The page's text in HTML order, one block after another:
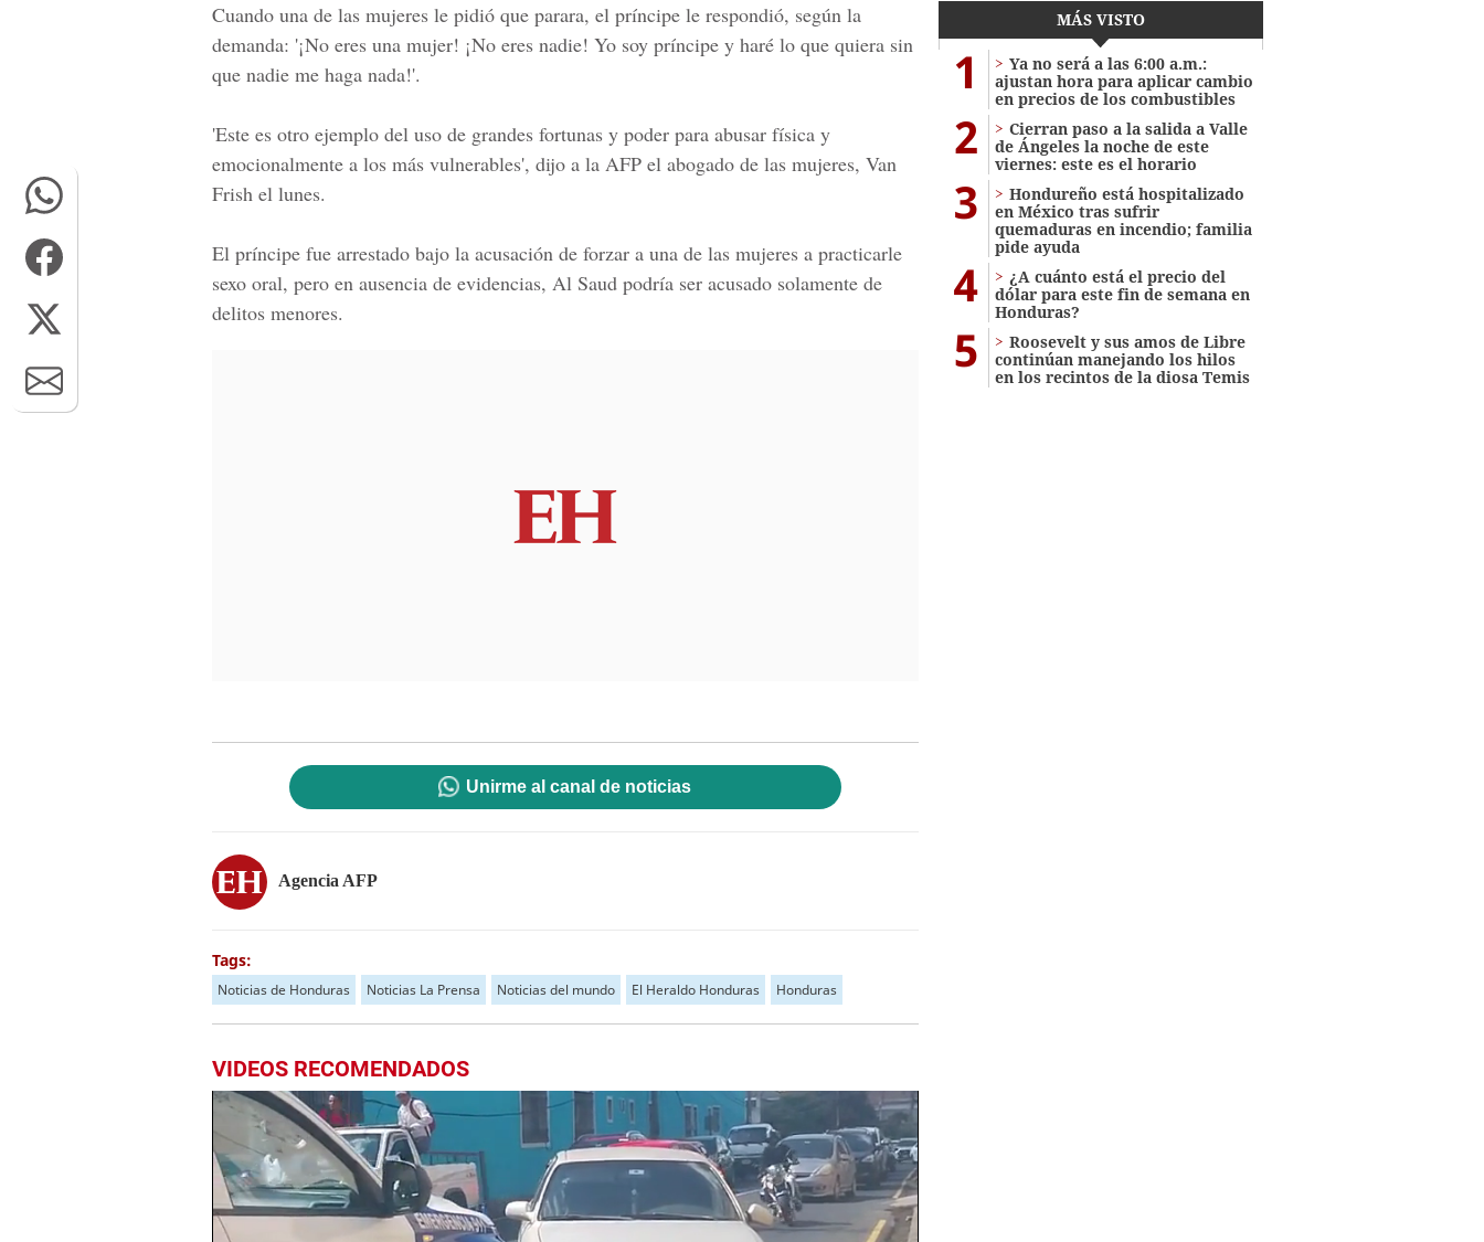
Cuando una de las mujeres le pidió que parara, el príncipe le respondió, según la
demanda: '¡No eres una mujer! ¡No eres nadie! Yo soy príncipe y haré lo que quiera sin
que nadie me haga nada!'.
'Este es otro ejemplo del uso de grandes fortunas y poder para abusar física y
emocionalmente a los más vulnerables', dijo a la AFP el abogado de las mujeres, Van
Frish el lunes.
El príncipe fue arrestado bajo la acusación de forzar a una de las mujeres a practicarle
sexo oral, pero en ausencia de evidencias, Al Saud podría ser acusado solamente de
delitos menores.
Unirme al canal de noticias
Agencia AFP
Tags:
Noticias de Honduras Noticias La Prensa Noticias del mundo El Heraldo Honduras Honduras
VIDEOS RECOMENDADOS
MÁS VISTO
1
Ya no será a las 6:00 a.m.:
ajustan hora para aplicar cambio
en precios de los combustibles
2
Cierran paso a la salida a Valle
de Ángeles la noche de este
viernes: este es el horario
3
Hondureño está hospitalizado
en México tras sufrir
quemaduras en incendio; familia
pide ayuda
4
¿A cuánto está el precio del
dólar para este fin de semana en
Honduras?
5
Roosevelt y sus amos de Libre
continúan manejando los hilos
en los recintos de la diosa Temis